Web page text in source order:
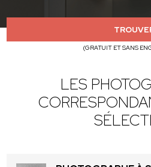
(GRATUIT ET SANS
LES